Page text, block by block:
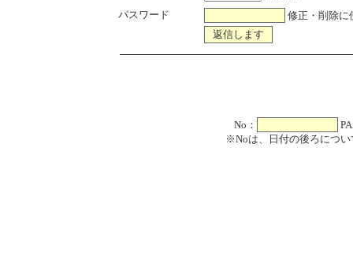
パスワード
修正・削除に
No：
※Noは、日付の後ろにつ